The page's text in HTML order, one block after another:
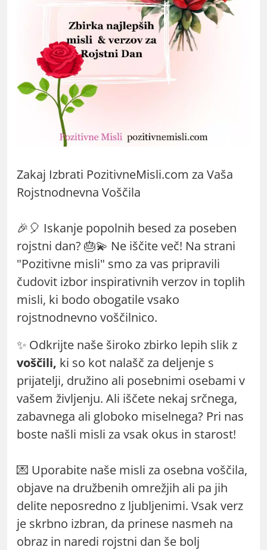
Zakaj Izbrati PozitivneMisli.com za Vaša
Rojstnodnevna Voščila
🎉🎈 Iskanje popolnih besed za poseben
rojstni dan? 🎂💫 Ne iščite več! Na strani
"Pozitivne misli" smo za vas pripravili
čudovit izbor inspirativnih verzov in toplih
misli, ki bodo obogatile vsako
rojstnodnevno voščilnico.
✨ Odkrijte naše široko zbirko lepih slik z
voščili, ki so kot nalašč za deljenje s
prijatelji, družino ali posebnimi osebami v
vašem življenju. Ali iščete nekaj srčnega,
zabavnega ali globoko miselnega? Pri nas
boste našli misli za vsak okus in starost!
💌 Uporabite naše misli za osebna voščila,
objave na družbenih omrežjih ali pa jih
delite neposredno z ljubljenimi. Vsak verz
je skrbno izbran, da prinese nasmeh na
obraz in naredi rojstni dan še bolj